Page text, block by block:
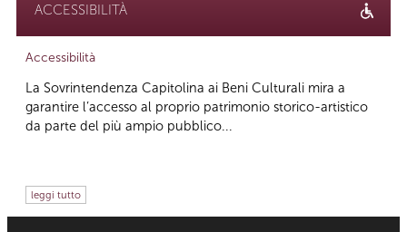
ACCESSIBILITÀ
Accessibilità
La Sovrintendenza Capitolina ai Beni Culturali mira a
garantire l’accesso al proprio patrimonio storico-artistico
da parte del più ampio pubblico...
leggi tutto